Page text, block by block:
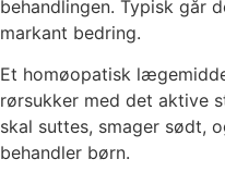
behandlingen. Typisk går
markant bedring.
Et homøopatisk
rørsukker med det aktive
skal suttes, smager sødt,
behandler børn.